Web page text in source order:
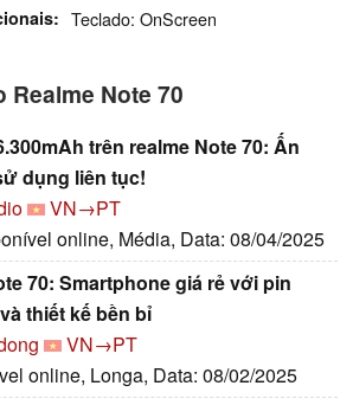
Teclado: OnScreen
Note 70
trên realme Note 70: Ấn
dụng liên tục!
VN→PT
online, Média, Data: 08/04/2025
70: Smartphone giá rẻ với pin
thiết kế bền bỉ
VN→PT
online, Longa, Data: 08/02/2025